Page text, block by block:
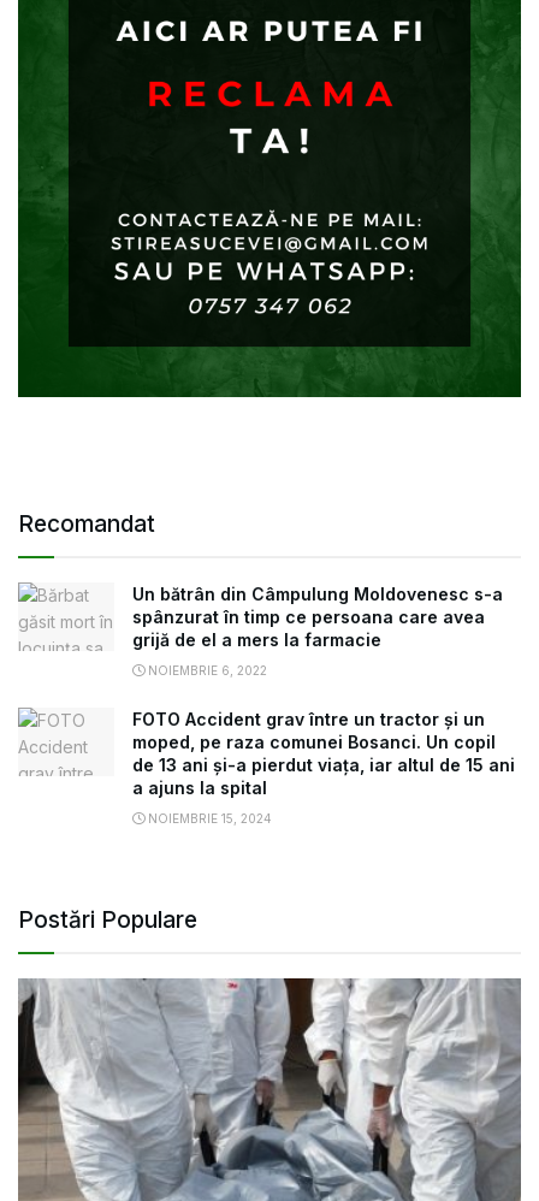
Recomandat
Un bătrân din Câmpulung Moldovenesc s-a
spânzurat în timp ce persoana care avea
grijă de el a mers la farmacie
NOIEMBRIE 6, 2022
FOTO Accident grav între un tractor și un
moped, pe raza comunei Bosanci. Un copil
de 13 ani și-a pierdut viața, iar altul de 15 ani
a ajuns la spital
NOIEMBRIE 15, 2024
Postări Populare